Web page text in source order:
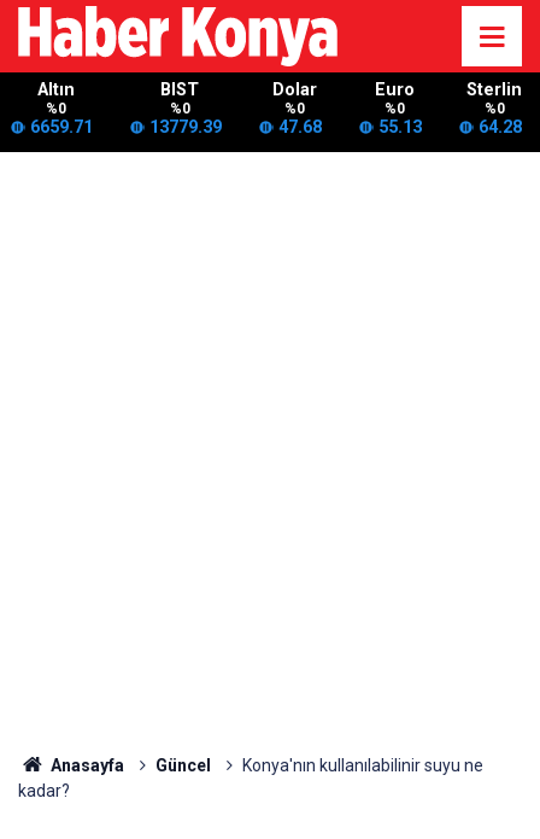
Altın
%0
6659.71
BIST
%0
13779.39
Dolar
%0
47.68
Euro
%0
55.13
Sterlin
%0
64.28
Anasayfa Güncel
Konya'nın kullanılabilinir suyu ne
kadar?